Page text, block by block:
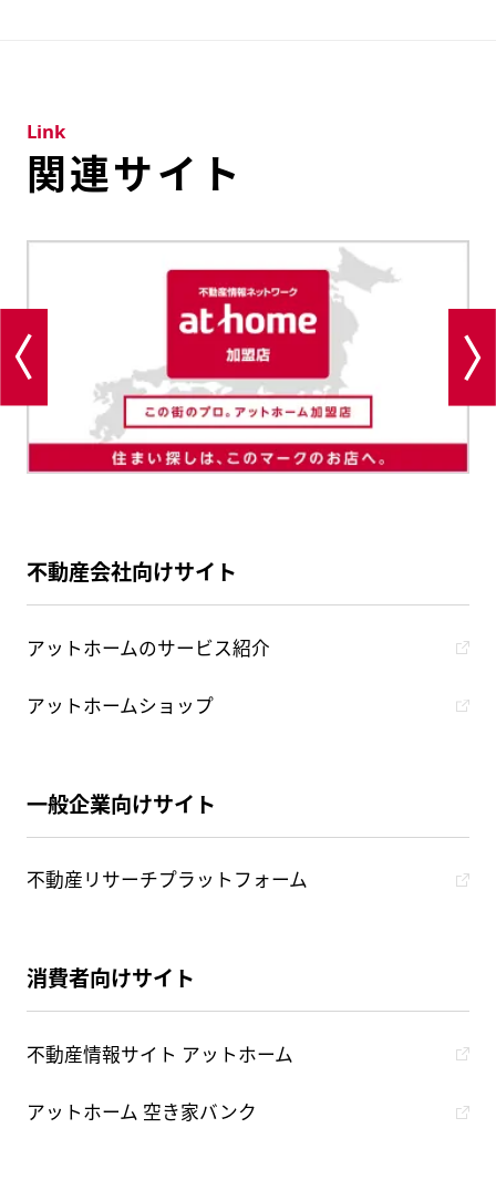
関連サイト
Link
不動産会社向けサイト
アットホームのサービス紹介
アットホームショップ
一般企業向けサイト
不動産リサーチプラットフォーム
消費者向けサイト
不動産情報サイト アットホーム
アットホーム 空き家バンク